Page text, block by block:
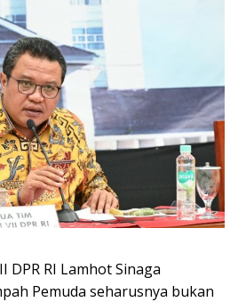
DPR RI Lamhot Sinaga
Pemuda seharusnya bukan